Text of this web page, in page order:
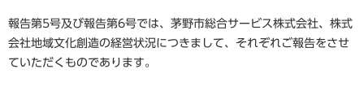
報告第5号及び報告第6号では、茅野市総合サービス株式会社、株式
会社地域文化創造の経営状況につきまして、それぞれご報告をさせ
ていただくものであります。